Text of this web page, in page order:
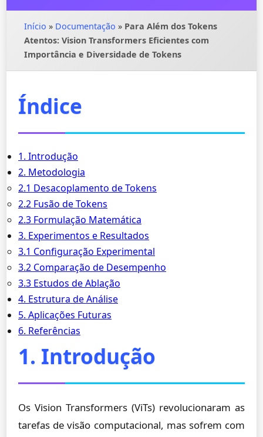
Início » Documentação » Para Além dos Tokens
Atentos: Vision Transformers Eficientes com
Importância e Diversidade de Tokens
Índice
1. Introdução
2. Metodologia
2.1 Desacoplamento de Tokens
2.2 Fusão de Tokens
2.3 Formulação Matemática
3. Experimentos e Resultados
3.1 Configuração Experimental
3.2 Comparação de Desempenho
3.3 Estudos de Ablação
4. Estrutura de Análise
5. Aplicações Futuras
6. Referências
1. Introdução
Os Vision Transformers (ViTs) revolucionaram as
tarefas de visão computacional, mas sofrem com